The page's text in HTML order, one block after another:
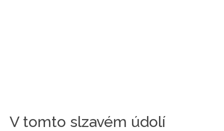
V tomto slzavém údolí